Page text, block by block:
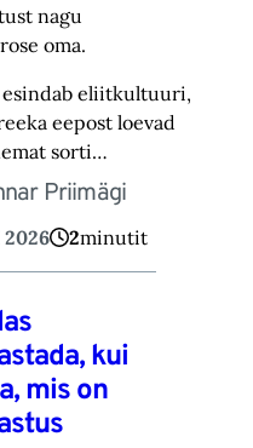
nagu
oma.‎
esindab eliitkultuuri,
eepost loevad
sorti…
Priimägi
2026 2minutit
kui
mis on